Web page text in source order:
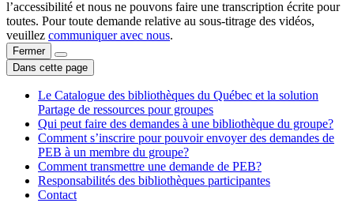
l’accessibilité et nous ne pouvons faire une transcription écrite pour
toutes. Pour toute demande relative au sous-titrage des vidéos,
veuillez communiquer avec nous.
Fermer
Dans cette page
Le Catalogue des bibliothèques du Québec et la solution
Partage de ressources pour groupes
Qui peut faire des demandes à une bibliothèque du groupe?
Comment s’inscrire pour pouvoir envoyer des demandes de
PEB à un membre du groupe?
Comment transmettre une demande de PEB?
Responsabilités des bibliothèques participantes
Contact